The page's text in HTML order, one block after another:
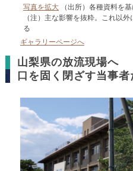
写真を拡大 （出所）各種資料を
（注）主な影響を抜粋。これ以
る
ギャラリーページへ
山梨県の放流現場へ
口を固く閉ざす当事者